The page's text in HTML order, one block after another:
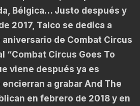
Bélgica… Justo después y
2017, Talco se dedica a
de Combat Circus
“Combat Circus Goes To
viene después ya es
a grabar And The
en febrero de 2018 y en